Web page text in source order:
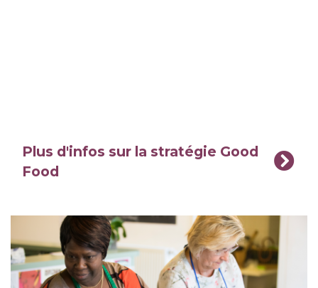
Plus d'infos sur la stratégie Good
Food